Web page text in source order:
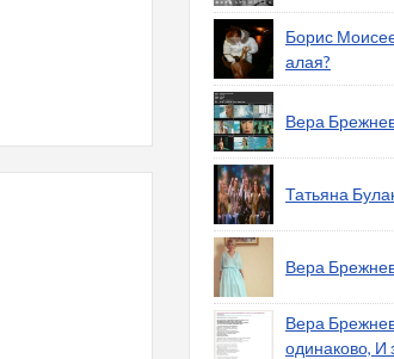
Борис
алая?
Вера
Татьяна
Вера
Вера
одинаково, И